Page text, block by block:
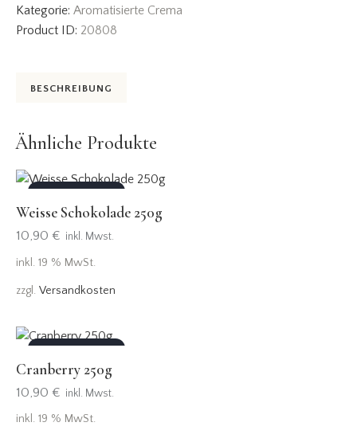
Kategorie: Aromatisierte Crema
Product ID: 20808
BESCHREIBUNG
Ähnliche Produkte
OUT OF STOCK
Weisse Schokolade 250g
10,90 € inkl. Mwst.
inkl. 19 % MwSt.
zzgl. Versandkosten
OUT OF STOCK
Cranberry 250g
10,90 € inkl. Mwst.
inkl. 19 % MwSt.